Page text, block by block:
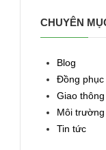
CHUYÊN
Blog
Đồng phục
Giao thông
Môi trường
Tin tức